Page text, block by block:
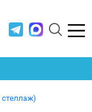
стеллаж)